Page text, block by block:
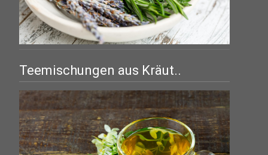
Teemischungen aus Kräut..